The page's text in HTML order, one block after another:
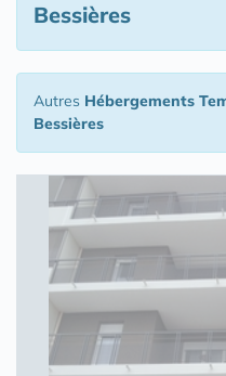
Bessières
Autres Hébergements
Bessières